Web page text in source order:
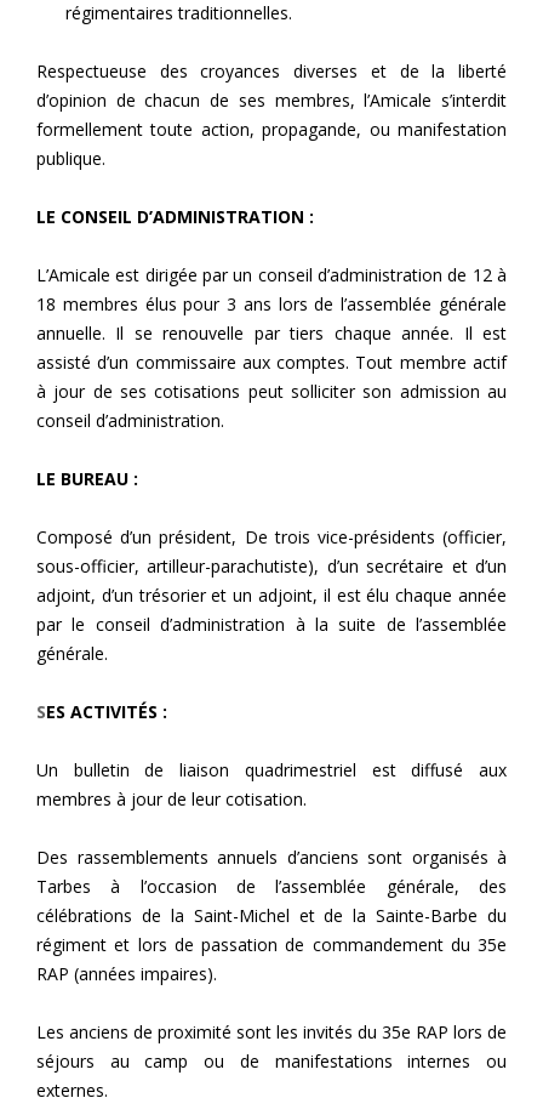
régimentaires traditionnelles.
Respectueuse des croyances diverses et de la liberté
d’opinion de chacun de ses membres, l’Amicale s’interdit
formellement toute action, propagande, ou manifestation
publique.
LE CONSEIL D’ADMINISTRATION :
L’Amicale est dirigée par un conseil d’administration de 12 à
18 membres élus pour 3 ans lors de l’assemblée générale
annuelle. Il se renouvelle par tiers chaque année. Il est
assisté d’un commissaire aux comptes. Tout membre actif
à jour de ses cotisations peut solliciter son admission au
conseil d’administration.
LE BUREAU :
Composé d’un président, De trois vice-présidents (officier,
sous-officier, artilleur-parachutiste), d’un secrétaire et d’un
adjoint, d’un trésorier et un adjoint, il est élu chaque année
par le conseil d’administration à la suite de l’assemblée
générale.
SES ACTIVITÉS :
Un bulletin de liaison quadrimestriel est diffusé aux
membres à jour de leur cotisation.
Des rassemblements annuels d’anciens sont organisés à
Tarbes à l’occasion de l’assemblée générale, des
célébrations de la Saint-Michel et de la Sainte-Barbe du
régiment et lors de passation de commandement du 35e
RAP (années impaires).
Les anciens de proximité sont les invités du 35e RAP lors de
séjours au camp ou de manifestations internes ou
externes.